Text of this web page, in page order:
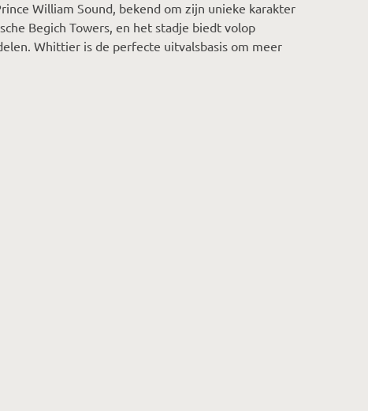
William Sound, bekend om zijn unieke karakter
Begich Towers, en het stadje biedt volop
Whittier is de perfecte uitvalsbasis om meer